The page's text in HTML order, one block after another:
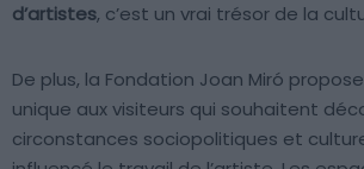
d’artistes, c’est un vrai trésor de la
De plus, la Fondation Joan Miró
unique aux visiteurs qui souhaitent
circonstances sociopolitiques et